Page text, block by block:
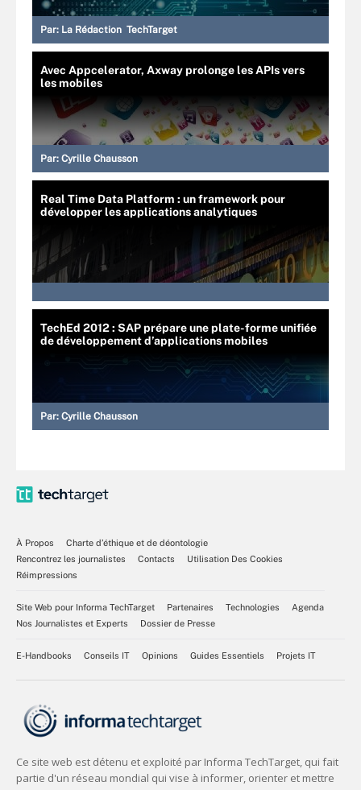
Par: La Rédaction TechTarget
Avec Appcelerator, Axway prolonge les APIs vers
les mobiles
Par: Cyrille Chausson
Real Time Data Platform : un framework pour
développer les applications analytiques
TechEd 2012 : SAP prépare une plate-forme unifiée
de développement d’applications mobiles
Par: Cyrille Chausson
À Propos
Charte d’éthique et de déontologie
Rencontrez les journalistes
Contacts
Utilisation Des Cookies
Réimpressions
Site Web pour Informa TechTarget Partenaires Technologies
Agenda
Nos Journalistes et Experts
Dossier de Presse
E-Handbooks Conseils IT Opinions Guides Essentiels Projets IT